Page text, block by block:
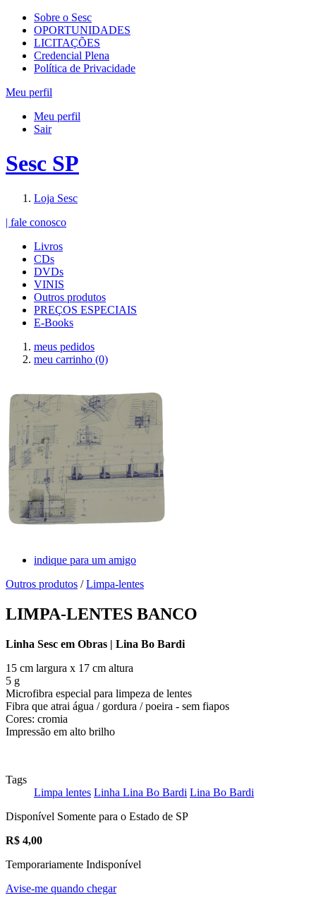
Sobre o Sesc
OPORTUNIDADES
LICITAÇÕES
Credencial Plena
Política de Privacidade
Meu perfil
Meu perfil
Sair
Sesc SP
Loja Sesc
| fale conosco
Livros
CDs
DVDs
VINIS
Outros produtos
PREÇOS ESPECIAIS
E-Books
meus pedidos
meu carrinho (0)
indique para um amigo
Outros produtos /Limpa-lentes
LIMPA-LENTES BANCO
Linha Sesc em Obras | Lina Bo Bardi
15 cm largura x 17 cm altura
5 g
Microfibra especial para limpeza de lentes
Fibra que atrai água / gordura / poeira - sem fiapos
Cores: cromia
Impressão em alto brilho
Tags
Limpa lentes Linha Lina Bo Bardi Lina Bo Bardi
Disponível Somente para o Estado de SP
R$ 4,00
Temporariamente Indisponível
Avise-me quando chegar